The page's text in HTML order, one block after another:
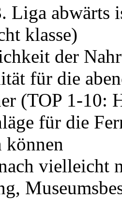
Liga abwärts
klasse)
der
für die
(TOP 1-10:
für die
können
vielleicht